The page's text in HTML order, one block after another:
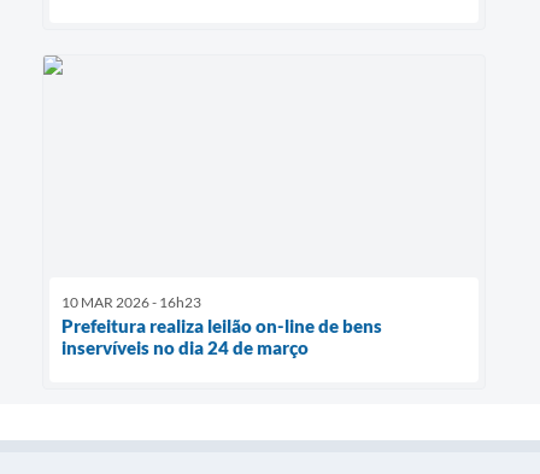
10 MAR 2026 - 16h23
Prefeitura realiza leilão on-line de bens
inservíveis no dia 24 de março